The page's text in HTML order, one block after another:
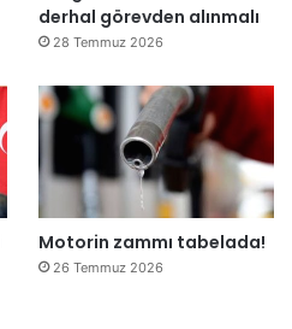
derhal görevden alınmalı
28 Temmuz 2026
Motorin zammı tabelada!
26 Temmuz 2026